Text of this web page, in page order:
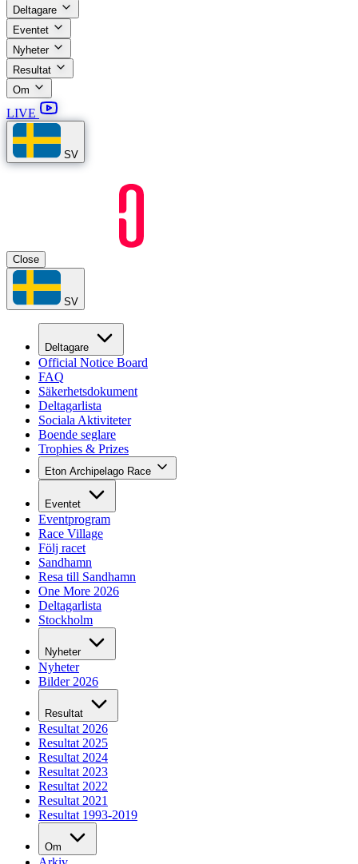
Deltagare
Eventet
Nyheter
Resultat
Om
LIVE
SV
Close
SV
Deltagare
Official Notice Board
FAQ
Säkerhetsdokument
Deltagarlista
Sociala Aktiviteter
Boende seglare
Trophies & Prizes
Eton Archipelago Race
Eventet
Eventprogram
Race Village
Följ racet
Sandhamn
Resa till Sandhamn
One More 2026
Deltagarlista
Stockholm
Nyheter
Nyheter
Bilder 2026
Resultat
Resultat 2026
Resultat 2025
Resultat 2024
Resultat 2023
Resultat 2022
Resultat 2021
Resultat 1993-2019
Om